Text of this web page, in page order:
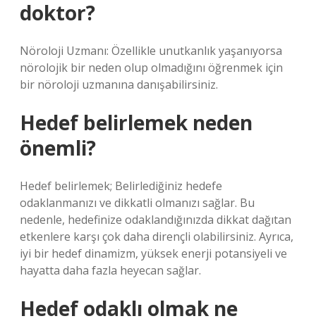
doktor?
Nöroloji Uzmanı: Özellikle unutkanlık yaşanıyorsa
nörolojik bir neden olup olmadığını öğrenmek için
bir nöroloji uzmanına danışabilirsiniz.
Hedef belirlemek neden
önemli?
Hedef belirlemek; Belirlediğiniz hedefe
odaklanmanızı ve dikkatli olmanızı sağlar. Bu
nedenle, hedefinize odaklandığınızda dikkat dağıtan
etkenlere karşı çok daha dirençli olabilirsiniz. Ayrıca,
iyi bir hedef dinamizm, yüksek enerji potansiyeli ve
hayatta daha fazla heyecan sağlar.
Hedef odaklı olmak ne